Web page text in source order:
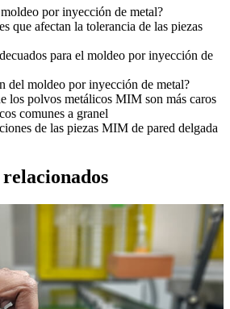
por inyección de metal?
que afectan la tolerancia de las piezas
para el moldeo por inyección de
del moldeo por inyección de metal?
los polvos metálicos MIM son más caros
comunes a granel
de las piezas MIM de pared delgada